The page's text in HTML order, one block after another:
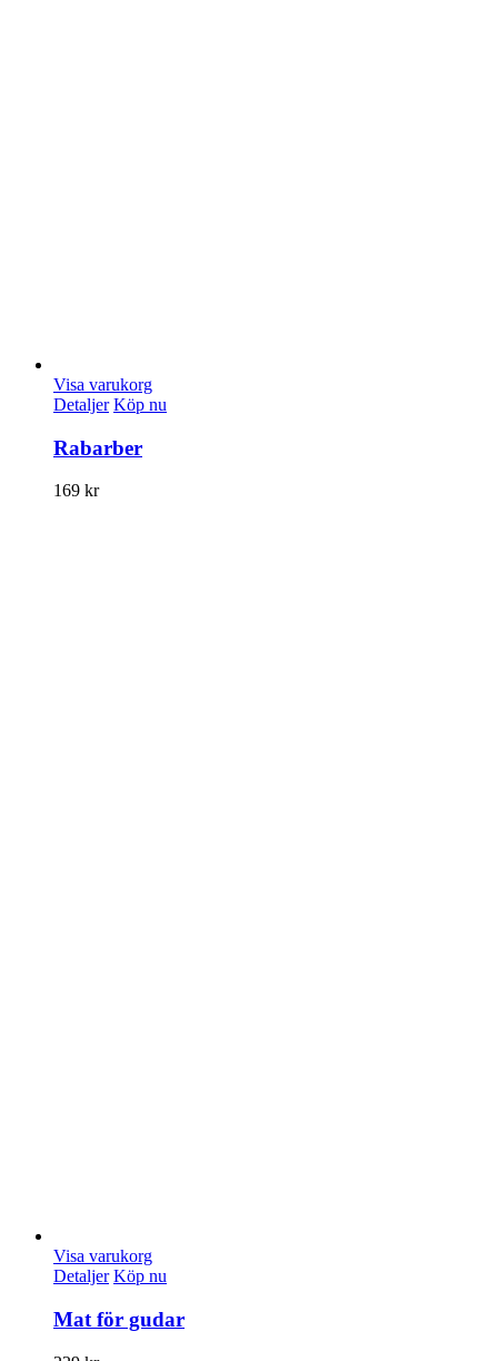
Visa varukorg
Detaljer Köp nu
Rabarber
169 kr
Visa varukorg
Detaljer Köp nu
Mat för gudar